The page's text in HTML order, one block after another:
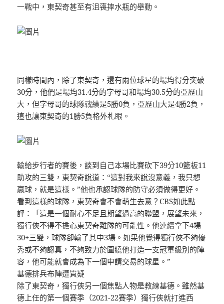
一戰中，東契奇甚至有沮喪摔水瓶的舉動。
同樣時間內，除了東契奇，還有兩位球星的場均得分突破
30分，他們是場均31.4分的字母哥和場均30.5分的亞歷山
大，但字母哥的球隊戰績是5勝0負，亞歷山大是4勝2負，
這也讓東契奇的1勝5負格外札眼。
輸給步行者的賽後，談到自己本場比賽砍下39分10籃板11
助攻的三雙，東契奇說道：“這對我來說沒意義，我只想
贏球，就是這樣。”他也承認球隊的防守必須做得更好。
看到這樣的球隊，東契奇會不會萌生去意？CBS如此點
評：「這是一個耐心不足且期望過高的聯盟，展望未來，
獨行俠不得不擔心東契奇離隊的可能性。他連續拿下4場
30+三雙，球隊卻輸了其中3場。如果他覺得獨行俠不夠優
秀或不夠認真，不夠致力於圍繞他打造一支冠軍級別的陣
容，他可能就會成為下一個申請交易的球星。”
基德排兵布陣遭質疑
除了東契奇，獨行俠另一個焦點人物是教練基德。雖然基
德上任的第一個賽季（2021-22賽季）獨行俠就打進西